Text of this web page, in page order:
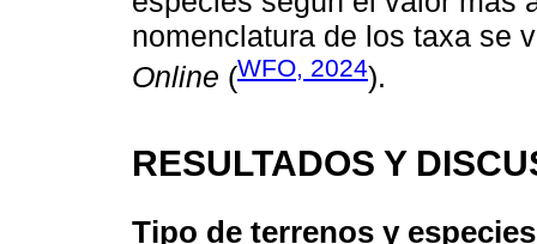
nomenclatura de los taxa se
Online (WFO, 2024).
RESULTADOS Y
Tipo de terrenos y especies